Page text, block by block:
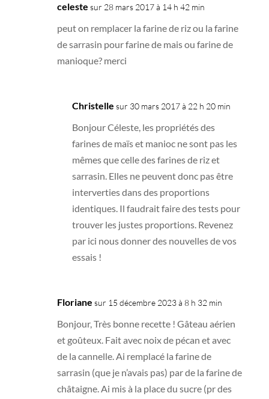
celeste sur 28 mars 2017 à 14 h 42 min
peut on remplacer la farine de riz ou la farine
de sarrasin pour farine de mais ou farine de
manioque? merci
Christelle sur 30 mars 2017 à 22 h 20 min
Bonjour Céleste, les propriétés des
farines de maïs et manioc ne sont pas les
mêmes que celle des farines de riz et
sarrasin. Elles ne peuvent donc pas être
interverties dans des proportions
identiques. Il faudrait faire des tests pour
trouver les justes proportions. Revenez
par ici nous donner des nouvelles de vos
essais !
Floriane sur 15 décembre 2023 à 8 h 32 min
Bonjour, Très bonne recette ! Gâteau aérien
et goûteux. Fait avec noix de pécan et avec
de la cannelle. Ai remplacé la farine de
sarrasin (que je n’avais pas) par de la farine de
châtaigne. Ai mis à la place du sucre (pr des